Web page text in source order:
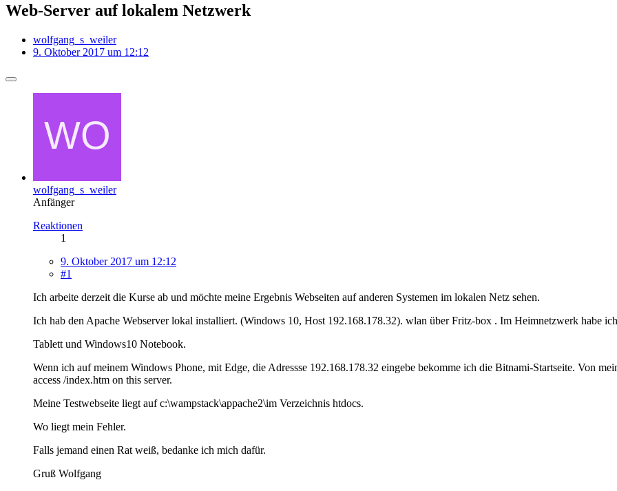
Web-Server auf lokalem Netzwerk
wolfgang_s_weiler
9. Oktober 2017 um 12:12
wolfgang_s_weiler
Anfänger
Reaktionen
1
9. Oktober 2017 um 12:12
#1
Ich arbeite derzeit die Kurse ab und möchte meine Ergebnis Webseiten auf anderen Systemen im lokalen Netz sehen.
Ich hab den Apache Webserver lokal installiert. (Windows 10, Host 192.168.178.32). wlan über Fritz-box . Im Heimnetzwerk habe
Tablett und Windows10 Notebook.
Wenn ich auf meinem Windows Phone, mit Edge, die Adressse 192.168.178.32 eingebe bekomme ich die Bitnami-Startseite. Von
access /index.htm on this server.
Meine Testwebseite liegt auf c:\wampstack\appache2\im Verzeichnis htdocs.
Wo liegt mein Fehler.
Falls jemand einen Rat weiß, bedanke ich mich dafür.
Gruß Wolfgang